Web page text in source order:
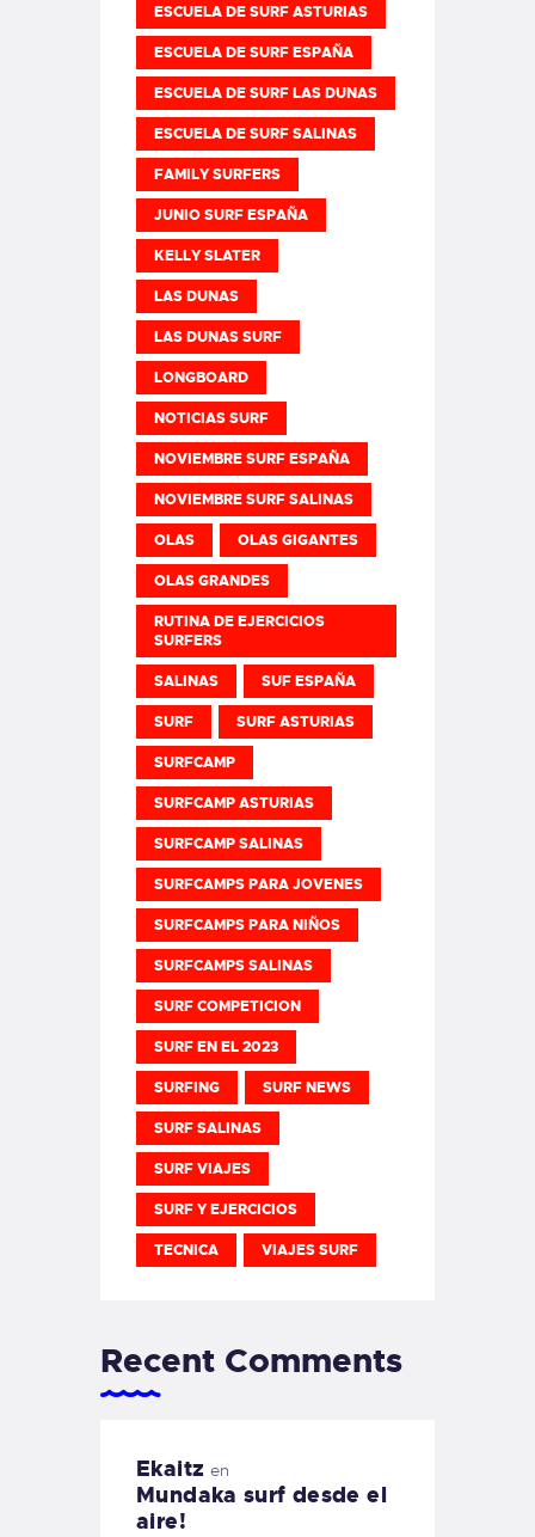
ESCUELA DE SURF ASTURIAS
ESCUELA DE SURF ESPAÑA
ESCUELA DE SURF LAS DUNAS
ESCUELA DE SURF SALINAS
FAMILY SURFERS
JUNIO SURF ESPAÑA
KELLY SLATER
LAS DUNAS
LAS DUNAS SURF
LONGBOARD
NOTICIAS SURF
NOVIEMBRE SURF ESPAÑA
NOVIEMBRE SURF SALINAS
OLAS OLAS GIGANTES
OLAS GRANDES
RUTINA DE EJERCICIOS
SURFERS
SALINAS SUF ESPAÑA
SURF SURF ASTURIAS
SURFCAMP
SURFCAMP ASTURIAS
SURFCAMP SALINAS
SURFCAMPS PARA JOVENES
SURFCAMPS PARA NIÑOS
SURFCAMPS SALINAS
SURF COMPETICION
SURF EN EL 2023
SURFING SURF NEWS
SURF SALINAS
SURF VIAJES
SURF Y EJERCICIOS
TECNICA VIAJES SURF
Recent Comments
Ekaitz en
Mundaka surf desde el
aire!